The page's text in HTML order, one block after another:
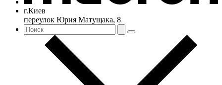
г.Киев
переулок Юрия Матущака, 8